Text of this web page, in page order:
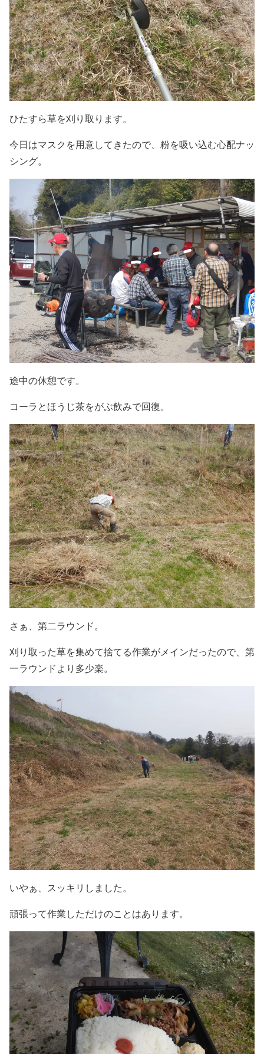
ひたすら草を刈り取ります。
今日はマスクを用意してきたので、粉を吸い込む心配ナッ
シング。
途中の休憩です。
コーラとほうじ茶をがぶ飲みで回復。
さぁ、第二ラウンド。
刈り取った草を集めて捨てる作業がメインだったので、第
一ラウンドより多少楽。
いやぁ、スッキリしました。
頑張って作業しただけのことはあります。